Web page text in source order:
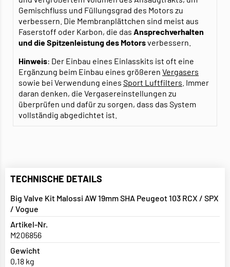
Gemischfluss und Füllungsgrad des Motors zu
verbessern. Die Membranplättchen sind meist aus
Faserstoff oder Karbon, die das Ansprechverhalten
und die Spitzenleistung des Motorsverbessern.
Hinweis: Der Einbau eines Einlasskits ist oft eine
Ergänzung beim Einbau eines größeren Vergasers
sowie bei Verwendung eines Sport Luftfilters . Immer
daran denken, die Vergasereinstellungen zu
überprüfen und dafür zu sorgen, dass das System
vollständig abgedichtet ist.
TECHNISCHE DETAILS
Big Valve Kit Malossi AW 19mm SHA Peugeot 103 RCX / SPX
/ Vogue
Artikel-Nr.
M206856
Gewicht
0,18 kg